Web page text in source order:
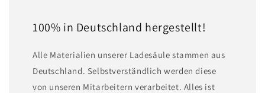
100% in Deutschland hergestellt!
A lle Materialien unserer Ladesäule stammen aus
Deutschland. Selbstverständlich werden diese
von unseren Mitarbeitern verarbeitet. Alles ist